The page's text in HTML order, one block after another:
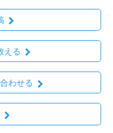
える
わせる